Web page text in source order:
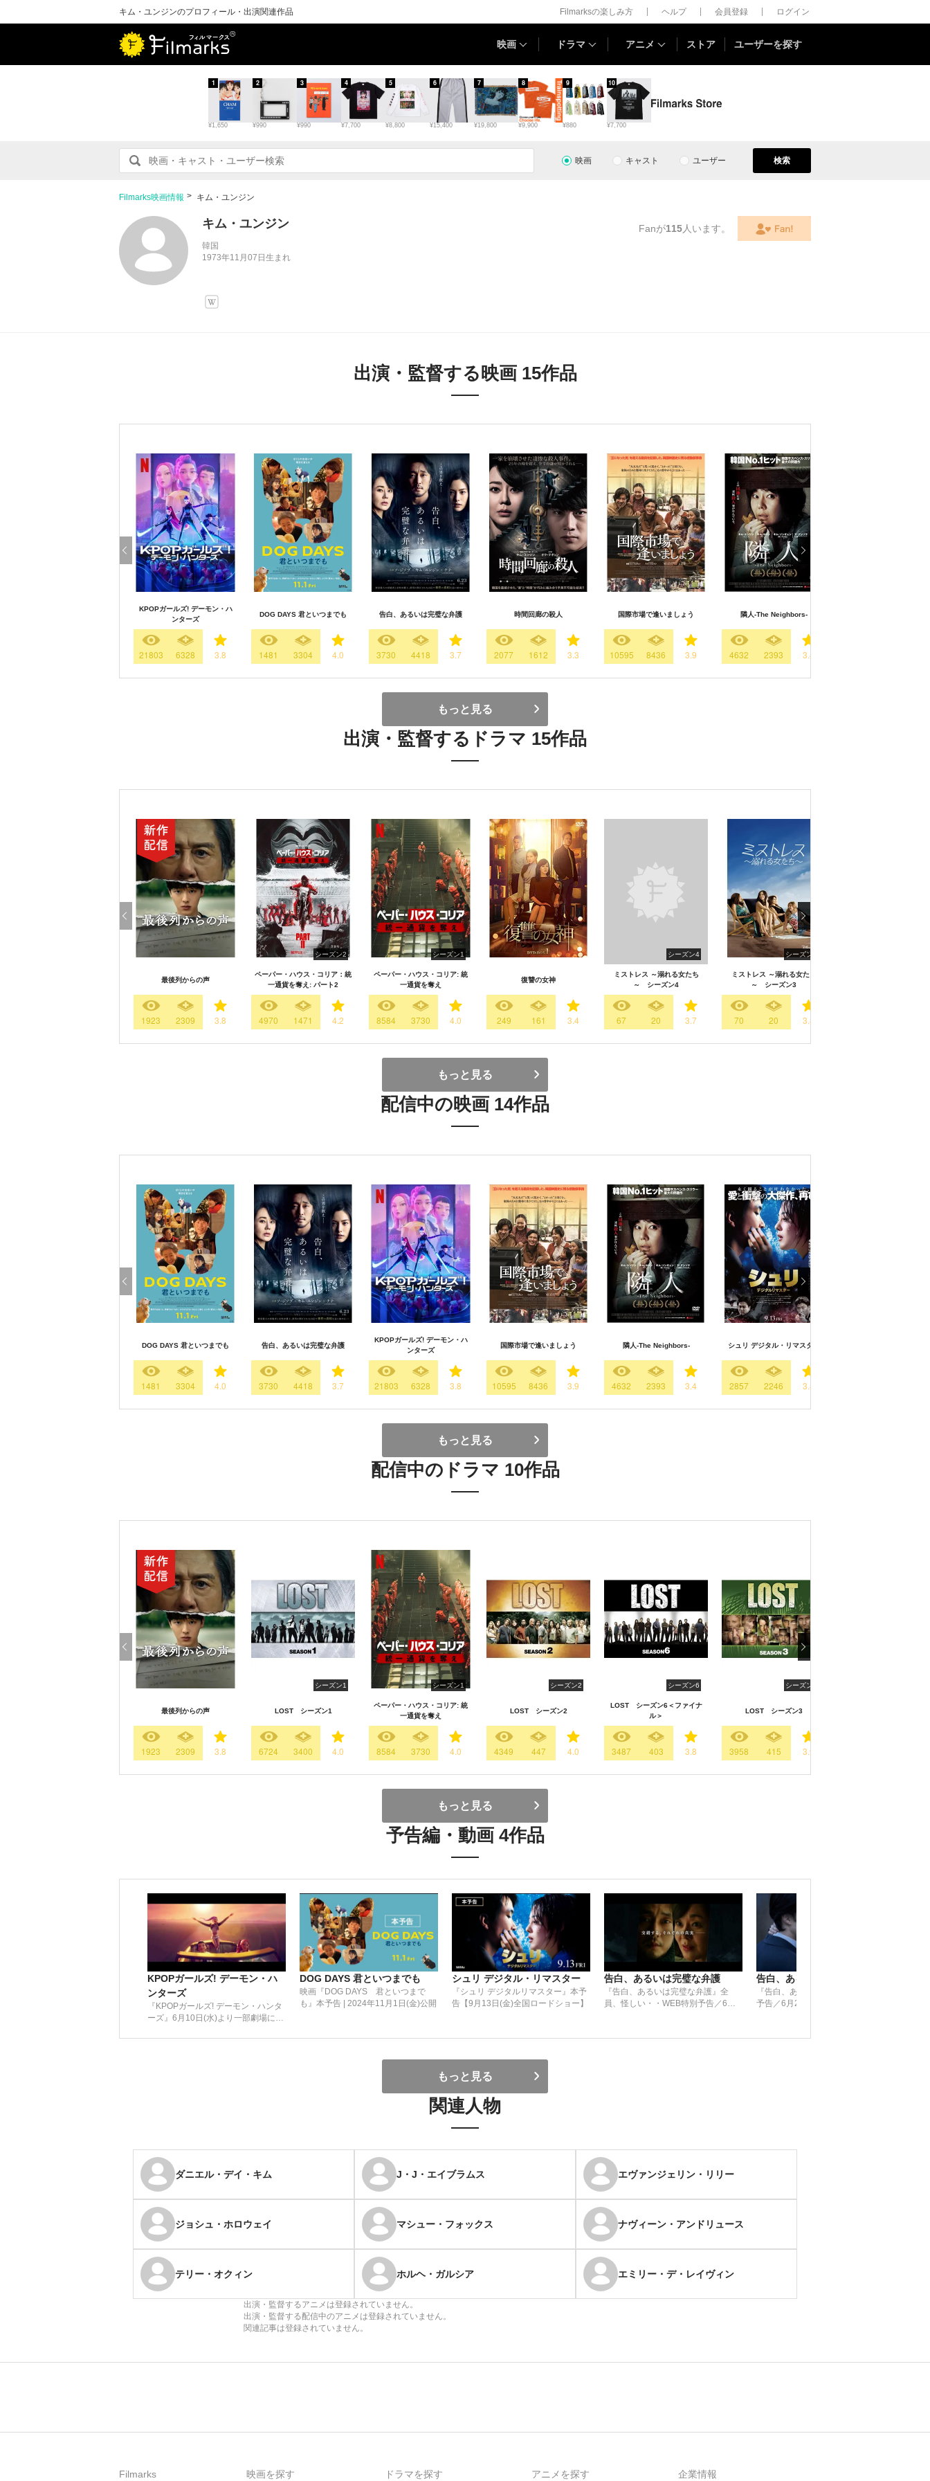
キム・ユンジンのプロフィール・出演関連作品 Filmarksの楽しみ方 ヘルプ 会員登録 ログイン
映画 ドラマ アニメ ストア ユーザーを探す
¥1,650
1
¥990
2
¥990
3
¥7,700
4
¥8,800
5
¥15,400
6
¥19,800
7
¥9,900
8
¥880
9
¥7,700
10
映画 キャスト ユーザー 検索
Filmarks映画情報 キム・ユンジン
キム・ユンジン
韓国
1973年11月07日生まれ
Fanが115人います。
出演・監督する映画 15作品
KPOPガールズ! デーモン・ハ
ンターズ
21803 6328 3.8
DOG DAYS 君といつまでも
1481 3304 4.0
告白、あるいは完璧な弁護
3730 4418 3.7
時間回廊の殺人
2077 1612 3.3
国際市場で逢いましょう
10595 8436 3.9
隣人-The Neighbors-
4632 2393 3.4
もっと見る
出演・監督するドラマ 15作品
最後列からの声
1923 2309 3.8
シーズン2
ペーパー・ハウス・コリア：統
一通貨を奪え: パート2
4970 1471 4.2
シーズン1
ペーパー・ハウス・コリア: 統
一通貨を奪え
8584 3730 4.0
復讐の女神
249 161 3.4
シーズン4
ミストレス ～溺れる女たち
～ シーズン4
67 20 3.7
シーズン3
ミストレス ～溺れる女たち
～ シーズン3
70 20 3.8
もっと見る
配信中の映画 14作品
DOG DAYS 君といつまでも
1481 3304 4.0
告白、あるいは完璧な弁護
3730 4418 3.7
KPOPガールズ! デーモン・ハ
ンターズ
21803 6328 3.8
国際市場で逢いましょう
10595 8436 3.9
隣人-The Neighbors-
4632 2393 3.4
シュリ デジタル・リマスター
2857 2246 3.8
もっと見る
配信中のドラマ 10作品
最後列からの声
1923 2309 3.8
シーズン1
LOST シーズン1
6724 3400 4.0
シーズン1
ペーパー・ハウス・コリア: 統
一通貨を奪え
8584 3730 4.0
シーズン2
LOST シーズン2
4349 447 4.0
シーズン6
LOST シーズン6＜ファイナ
ル＞
3487 403 3.8
シーズン3
LOST シーズン3
3958 415 3.9
もっと見る
予告編・動画 4作品
KPOPガールズ! デーモン・ハ
ンターズ
『KPOPガールズ! デーモン・ハンタ
ーズ』6月10日(水)より一部劇場にて
DOG DAYS 君といつまでも
映画『DOG DAYS 君といつまで
も』本予告 | 2024年11月1日(金)公開
シュリ デジタル・リマスター
『シュリ デジタルリマスター』本予
告【9月13日(金)全国ロードショー】
告白、あるいは完璧な弁護
『告白、あるいは完璧な弁護』全
員、怪しい・・WEB特別予告／6月
告白、あるいは完璧な弁護
『告白、あるいは完璧な弁護』30秒
予告／6月23日(金)公開
もっと見る
関連人物
ダニエル・デイ・キム J・J・エイブラムス エヴァンジェリン・リリー
ジョシュ・ホロウェイ マシュー・フォックス ナヴィーン・アンドリュース
テリー・オクィン ホルヘ・ガルシア エミリー・デ・レイヴィン
出演・監督するアニメは登録されていません。
出演・監督する配信中のアニメは登録されていません。
関連記事は登録されていません。
Filmarks 映画を探す ドラマを探す アニメを探す 企業情報